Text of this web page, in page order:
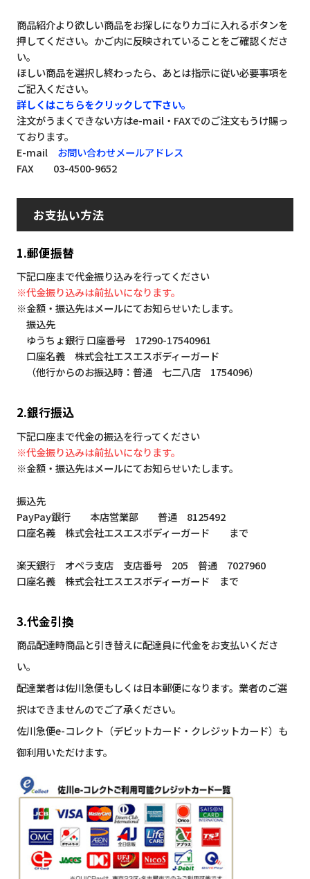
商品紹介より欲しい商品をお探しになりカゴに入れるボタンを
押してください。かご内に反映されていることをご確認くださ
い。
ほしい商品を選択し終わったら、あとは指示に従い必要事項を
ご記入ください。
詳しくはこちらをクリックして下さい。
注文がうまくできない方はe-mail・FAXでのご注文もうけ賜っ
ております。
E-mail お問い合わせメールアドレス
FAX 03-4500-9652
お支払い方法
1.郵便振替
下記口座まで代金振り込みを行ってください
※代金振り込みは前払いになります。
※金額・振込先はメールにてお知らせいたします。
振込先
ゆうちょ銀行 口座番号 17290-17540961
口座名義 株式会社エスエスボディーガード
（他行からのお振込時：普通 七二八店 1754096）
2.銀行振込
下記口座まで代金の振込を行ってください
※代金振り込みは前払いになります。
※金額・振込先はメールにてお知らせいたします。
振込先
PayPay銀行 本店営業部 普通 8125492
口座名義 株式会社エスエスボディーガード まで
楽天銀行 オペラ支店 支店番号 205 普通 7027960
口座名義 株式会社エスエスボディーガード まで
3.代金引換
商品配達時商品と引き替えに配達員に代金をお支払いくださ
い。
配達業者は佐川急便もしくは日本郵便になります。業者のご選
択はできませんのでご了承ください。
佐川急便e-コレクト（デビットカード・クレジットカード）も
御利用いただけます。